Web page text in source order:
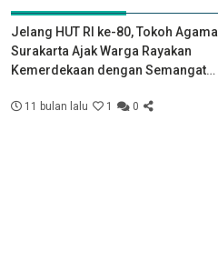
Jelang HUT RI ke-80, Tokoh Agama
Surakarta Ajak Warga Rayakan
Kemerdekaan dengan Semangat
11 bulan lalu 1 0